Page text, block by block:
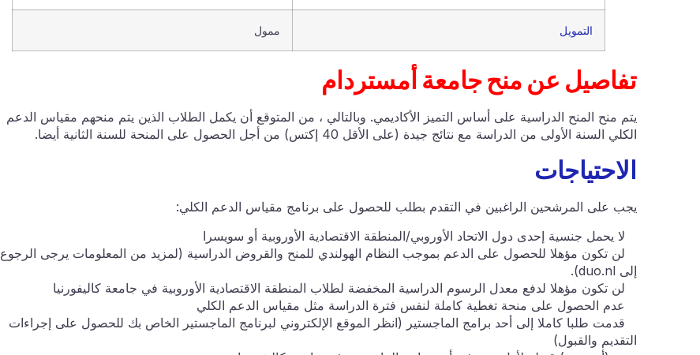
التمويل ممول
تفاصيل عن منح جامعة أمستردام
يتم منح المنح الدراسية على أساس التميز الأكاديمي. وبالتالي ، من المتوقع أن يكمل الطلاب الذين يتم منحهم مقياس الدعم
الكلي السنة الأولى من الدراسة مع نتائج جيدة (على الأقل 40 إكتس) من أجل الحصول على المنحة للسنة الثانية أيضا.
الاحتياجات
يجب على المرشحين الراغبين في التقدم بطلب للحصول على برنامج مقياس الدعم الكلي:
لا يحمل جنسية إحدى دول الاتحاد الأوروبي/المنطقة الاقتصادية الأوروبية أو سويسرا
لن تكون مؤهلا للحصول على الدعم بموجب النظام الهولندي للمنح والقروض الدراسية (لمزيد من المعلومات يرجى الرجوع
إلى duo.nl).
لن تكون مؤهلا لدفع معدل الرسوم الدراسية المخفضة لطلاب المنطقة الاقتصادية الأوروبية في جامعة كاليفورنيا
عدم الحصول على منحة تغطية كاملة لنفس فترة الدراسة مثل مقياس الدعم الكلي
قدمت طلبا كاملا إلى أحد برامج الماجستير (انظر الموقع الإلكتروني لبرنامج الماجستير الخاص بك للحصول على إجراءات
التقديم والقبول)